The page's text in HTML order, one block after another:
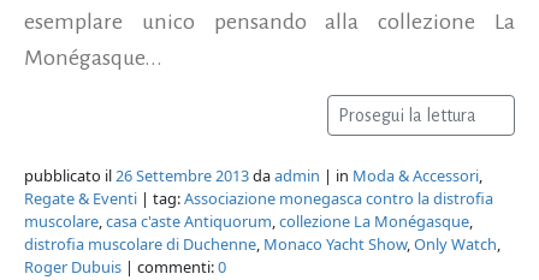
esemplare unico pensando alla collezione La
Monégasque...
Prosegui la lettura
pubblicato il26 Settembre 2013daadmin | in Moda & Accessori,
Regate & Eventi | tag:Associazione monegasca contro la distrofia
muscolare,casa c'aste Antiquorum,collezione La Monégasque,
distrofia muscolare di Duchenne, Monaco Yacht Show,Only Watch,
Roger Dubuis | commenti:0